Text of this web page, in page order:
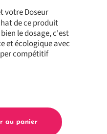
votre Doseur
de ce produit
le dosage, c'est
et écologique avec
compétitif
au panier